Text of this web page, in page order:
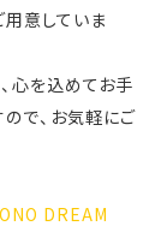
意していま
心を込めてお手
で、お気軽にご
DREAM